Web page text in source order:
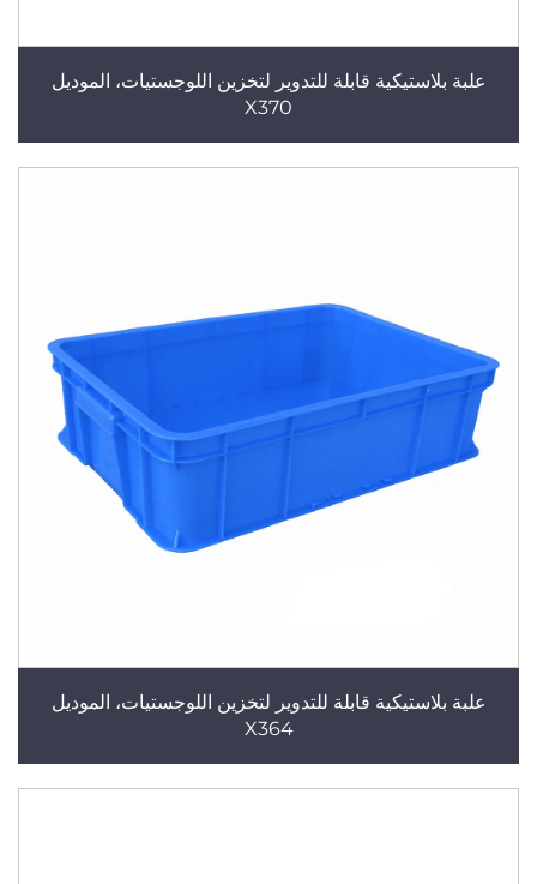
علبة بلاستيكية قابلة للتدوير لتخزين اللوجستيات، الموديل
X370
علبة بلاستيكية قابلة للتدوير لتخزين اللوجستيات، الموديل
X364